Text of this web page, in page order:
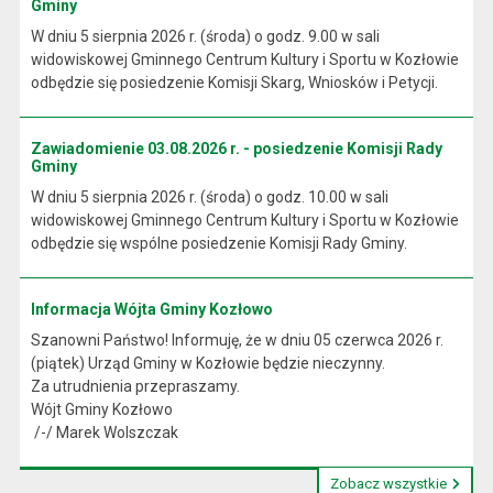
Gminy
W dniu 5 sierpnia 2026 r. (środa) o godz. 9.00 w sali
widowiskowej Gminnego Centrum Kultury i Sportu w Kozłowie
odbędzie się posiedzenie Komisji Skarg, Wniosków i Petycji.
Zawiadomienie 03.08.2026 r. - posiedzenie Komisji Rady
Gminy
W dniu 5 sierpnia 2026 r. (środa) o godz. 10.00 w sali
widowiskowej Gminnego Centrum Kultury i Sportu w Kozłowie
odbędzie się wspólne posiedzenie Komisji Rady Gminy.
Informacja Wójta Gminy Kozłowo
Szanowni Państwo! Informuję, że w dniu 05 czerwca 2026 r.
(piątek) Urząd Gminy w Kozłowie będzie nieczynny.
Za utrudnienia przepraszamy.
Wójt Gminy Kozłowo
/-/ Marek Wolszczak
Zobacz wszystkie